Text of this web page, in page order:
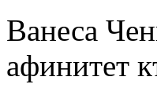
Ванеса
афинитет